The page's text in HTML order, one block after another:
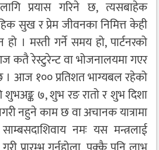
प्रयास गरिने छ, त्यसबाहेक
सुख र प्रेम जीवनका निमित्त केही
। मस्ती गर्ने समय हो, पार्टनरको
कतै रेस्टुरेन्ट वा भोजनालयमा गएर
। आज १०० प्रतिशत भाग्यबल रहेको
७, शुभ रङ रातो र शुभ दिशा
नहुने काम छ वा अचानक यात्रामा
नमः यस मन्त्रलाई